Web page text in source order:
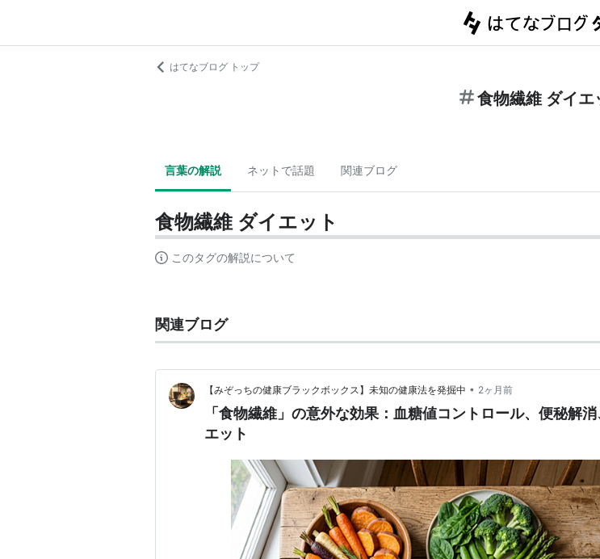
はてなブログ トップ
食物繊維 ダイエ
言葉の解説 ネットで話題 関連ブログ
食物繊維 ダイエット
このタグの解説について
関連ブログ
【みぞっちの健康ブラックボックス】未知の健康法を発掘中 • 2ヶ月前
「食物繊維」の意外な効果：血糖値コントロール、便秘解消
エット